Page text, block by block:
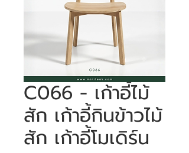
C066 - เก้าอี้ไม้
สัก เก้าอี้กินข้าวไม้
สัก เก้าอี้โมเดิร์น